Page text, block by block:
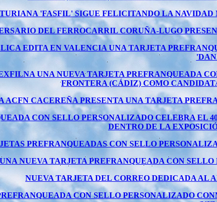
'FASFIL' SIGUE FELICITANDO LA
DEL FERROCARRIL CORUÑA-LUGO
EDITA EN VALENCIA UNA TARJETA
UNA NUEVA TARJETA PREFRANQUEADA
FRONTERA (CÁDIZ) COMO
ACFN CACEREÑA PRESENTA UNA TARJETA
CON SELLO PERSONALIZADO CELEBRA
DENTRO DE LA
PREFRANQUEADAS CON SELLO
NUEVA TARJETA PREFRANQUEADA CON
NUEVA TARJETA DEL CORREO DEDICADA AL
CON SELLO PERSONALIZADO